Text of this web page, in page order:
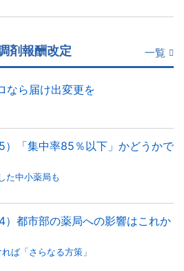
剤報酬改定 一覧
なら届け出変更を
）「集中率85％以下」かどうかで
た中小薬局も
）都市部の薬局への影響はこれか
ば「さらなる方策」